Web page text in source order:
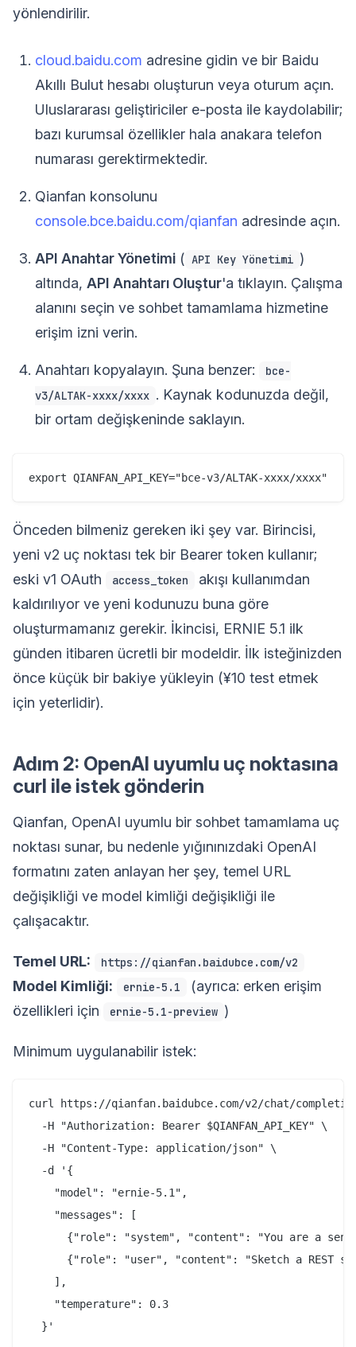
yönlendirilir.
cloud.baidu.com adresine gidin ve bir Baidu
Akıllı Bulut hesabı oluşturun veya oturum açın.
Uluslararası geliştiriciler e-posta ile kaydolabilir;
bazı kurumsal özellikler hala anakara telefon
numarası gerektirmektedir.
Qianfan konsolunu
console.bce.baidu.com/qianfan adresinde açın.
API Anahtar Yönetimi ( API Key Yönetimi )
altında, API Anahtarı Oluştur'a tıklayın. Çalışma
alanını seçin ve sohbet tamamlama hizmetine
erişim izni verin.
Anahtarı kopyalayın. Şuna benzer:
bce-
v3/ALTAK-xxxx/xxxx . Kaynak kodunuzda değil,
bir ortam değişkeninde saklayın.
Önceden bilmeniz gereken iki şey var. Birincisi,
yeni v2 uç noktası tek bir Bearer token kullanır;
eski v1 OAuth
access_token
akışı kullanımdan
kaldırılıyor ve yeni kodunuzu buna göre
oluşturmamanız gerekir. İkincisi, ERNIE 5.1 ilk
günden itibaren ücretli bir modeldir. İlk isteğinizden
önce küçük bir bakiye yükleyin (¥10 test etmek
için yeterlidir).
Adım 2: OpenAI uyumlu uç noktasına
curl ile istek gönderin
Qianfan, OpenAI uyumlu bir sohbet tamamlama uç
noktası sunar, bu nedenle yığınınızdaki OpenAI
formatını zaten anlayan her şey, temel URL
değişikliği ve model kimliği değişikliği ile
çalışacaktır.
Temel URL: https://qianfan.baidubce.com/v2
Model Kimliği: ernie-5.1
(ayrıca: erken erişim
özellikleri için
ernie-5.1-preview )
Minimum uygulanabilir istek:
curl https://qianfan.baidubce.com/v2/chat/
  -H "Authorization: Bearer $QIANFAN_API_KEY" \
  -H "Content-Type: application/json" \
  -d '{
    "model": "ernie-5.1",
    "messages": [
{"role": "system", "content": "You are a
{"role": "user", "content": "Sketch a REST
    ],
    "temperature": 0.3